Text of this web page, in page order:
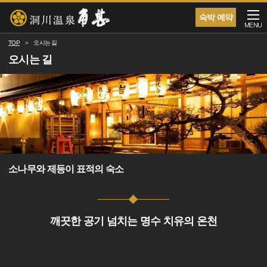
숙박 예약
MENU
TOP 오시는 길
오시는 길
소나무와 제등이 표적의 숙소
깨끗한 공기 넘치는 명수 치유의 온천